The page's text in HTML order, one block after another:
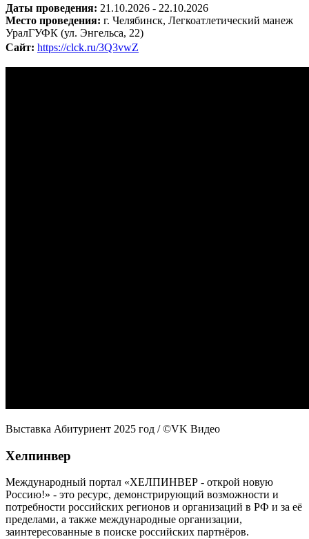
Даты проведения: 21.10.2026 - 22.10.2026
Место проведения: г. Челябинск, Легкоатлетический манеж
УралГУФК (ул. Энгельса, 22)
Сайт: https://clck.ru/3Q3vwZ
Выставка Абитуриент 2025 год / ©VK Видео
Хелпинвер
Международный портал «ХЕЛПИНВЕР - открой новую
Россию!» - это ресурс, демонстрирующий возможности и
потребности российских регионов и организаций в РФ и за её
пределами, а также международные организации,
заинтересованные в поиске российских партнёров.